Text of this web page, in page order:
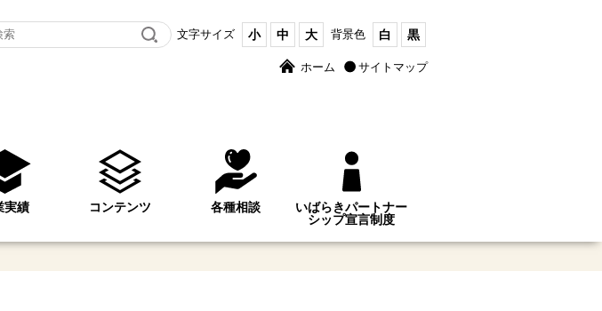
文字サイズ 小 中 大 背景色 白 黒
ホーム サイトマップ
実績 コンテンツ
コンテンツ使用申込
Webゲーム「ダイバーシティへの旅」
ダイバーシティ普及啓発動画
家庭の仕事Web版
啓発チラシ・資料
出前講座「ぽらりす教室」
ダイバーシティスコア
広報紙「ぽらりす」
リーフレット
調査・報告
各種相談
いばらきパートナー
シップ宣言制度